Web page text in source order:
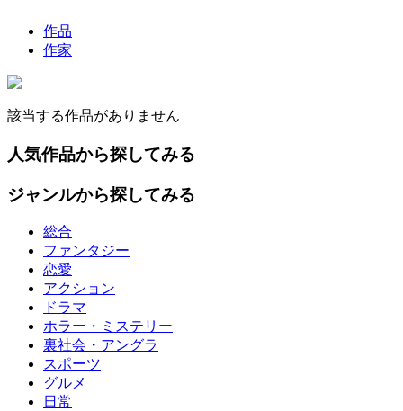
作品
作家
該当する作品がありません
人気作品から探してみる
ジャンルから探してみる
総合
ファンタジー
恋愛
アクション
ドラマ
ホラー・ミステリー
裏社会・アングラ
スポーツ
グルメ
日常